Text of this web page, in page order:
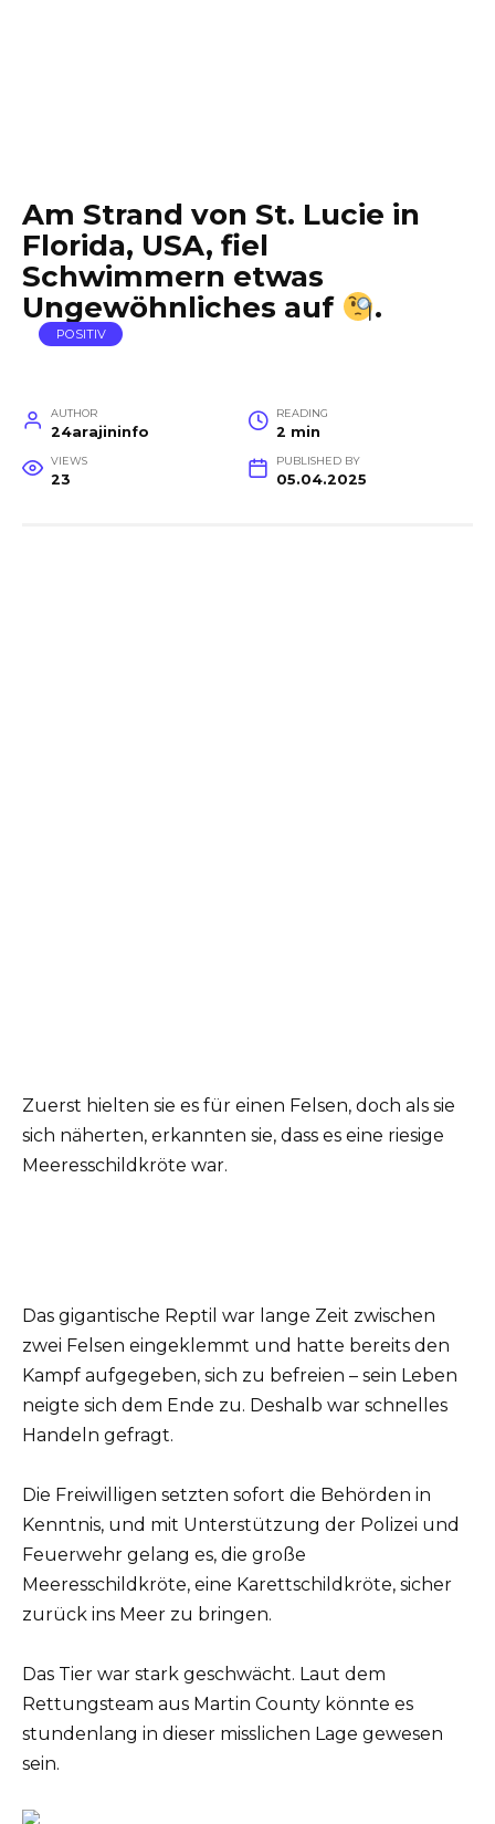
Am Strand von St. Lucie in
Florida, USA, fiel
Schwimmern etwas
Ungewöhnliches auf
.
POSITIV
AUTHOR
24arajininfo
READING
2 min
VIEWS
23
PUBLISHED BY
05.04.2025
Zuerst hielten sie es für einen Felsen, doch als sie
sich näherten, erkannten sie, dass es eine riesige
Meeresschildkröte war.
Das gigantische Reptil war lange Zeit zwischen
zwei Felsen eingeklemmt und hatte bereits den
Kampf aufgegeben, sich zu befreien – sein Leben
neigte sich dem Ende zu. Deshalb war schnelles
Handeln gefragt.
Die Freiwilligen setzten sofort die Behörden in
Kenntnis, und mit Unterstützung der Polizei und
Feuerwehr gelang es, die große
Meeresschildkröte, eine Karettschildkröte, sicher
zurück ins Meer zu bringen.
Das Tier war stark geschwächt. Laut dem
Rettungsteam aus Martin County könnte es
stundenlang in dieser misslichen Lage gewesen
sein.